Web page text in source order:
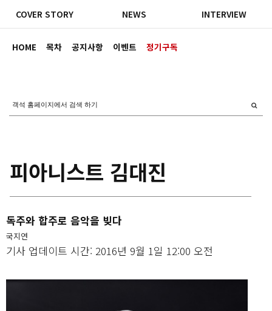
HOME 목차 공지사항 이벤트 정기구독
COVER STORY NEWS INTERVIEW
피아니스트 김대진
독주와 합주로 음악을 빚다
국지연
기사 업데이트 시간: 2016년 9월 1일 12:00 오전